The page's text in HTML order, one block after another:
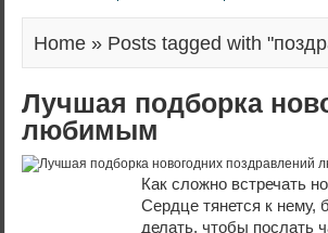
Home » Posts tagged with
Лучшая подборка
любимым
Как сложно встречать
Сердце тянется к нему,
делать, чтобы послать